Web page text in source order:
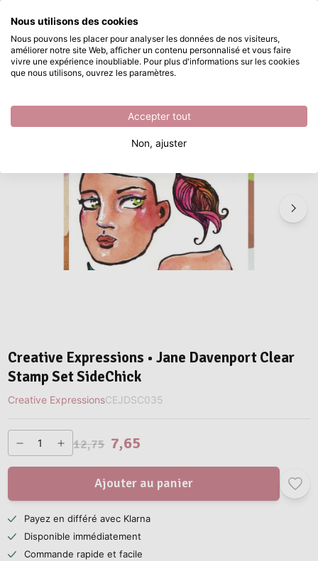
Passer au contenu principal
Disponible immédiatement Creative Expressions • Jane Davenport Clear Stamp Set SideChick
/ Tampons transparents /
Creative Expressions • Jane Davenport Clear
Stamp Set SideChick
Creative ExpressionsCEJDSC035
12,75 7,65
Ajouter au panier
Payez en différé avec Klarna
Disponible immédiatement
Commande rapide et facile
Que recherchez-vous ?
Nous utilisons des cookies
Nous pouvons les placer pour analyser les données de nos visiteurs,
améliorer notre site Web, afficher un contenu personnalisé et vous faire
vivre une expérience inoubliable. Pour plus d'informations sur les cookies
que nous utilisons, ouvrez les paramètres.
Accepter tout
Non, ajuster